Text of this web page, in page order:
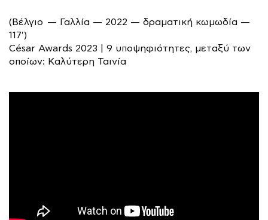
(Βέλγιο — Γαλλία — 2022 — δραματική κωμωδία —
117′)
César Awards 2023 | 9 υποψηφιότητες, μεταξύ των
οποίων: Καλύτερη Ταινία